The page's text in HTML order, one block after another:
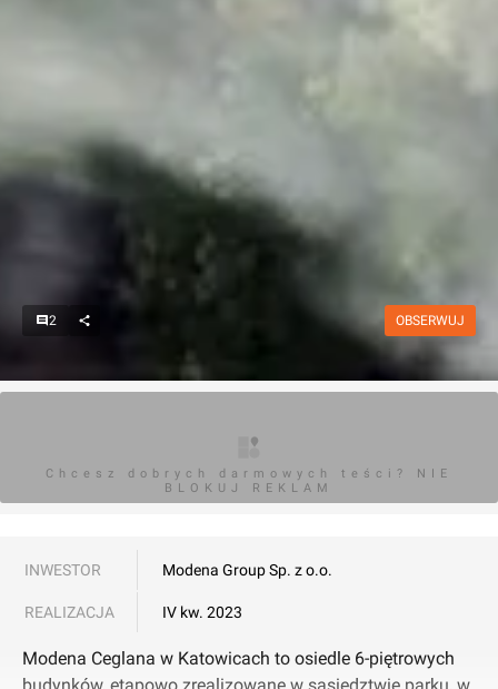
2 OBSERWUJ
Chcesz dobrych darmowych teści? NIE
BLOKUJ REKLAM
INWESTOR Modena Group Sp. z o.o.
REALIZACJA IV kw. 2023
Modena Ceglana w Katowicach to osiedle 6-piętrowych